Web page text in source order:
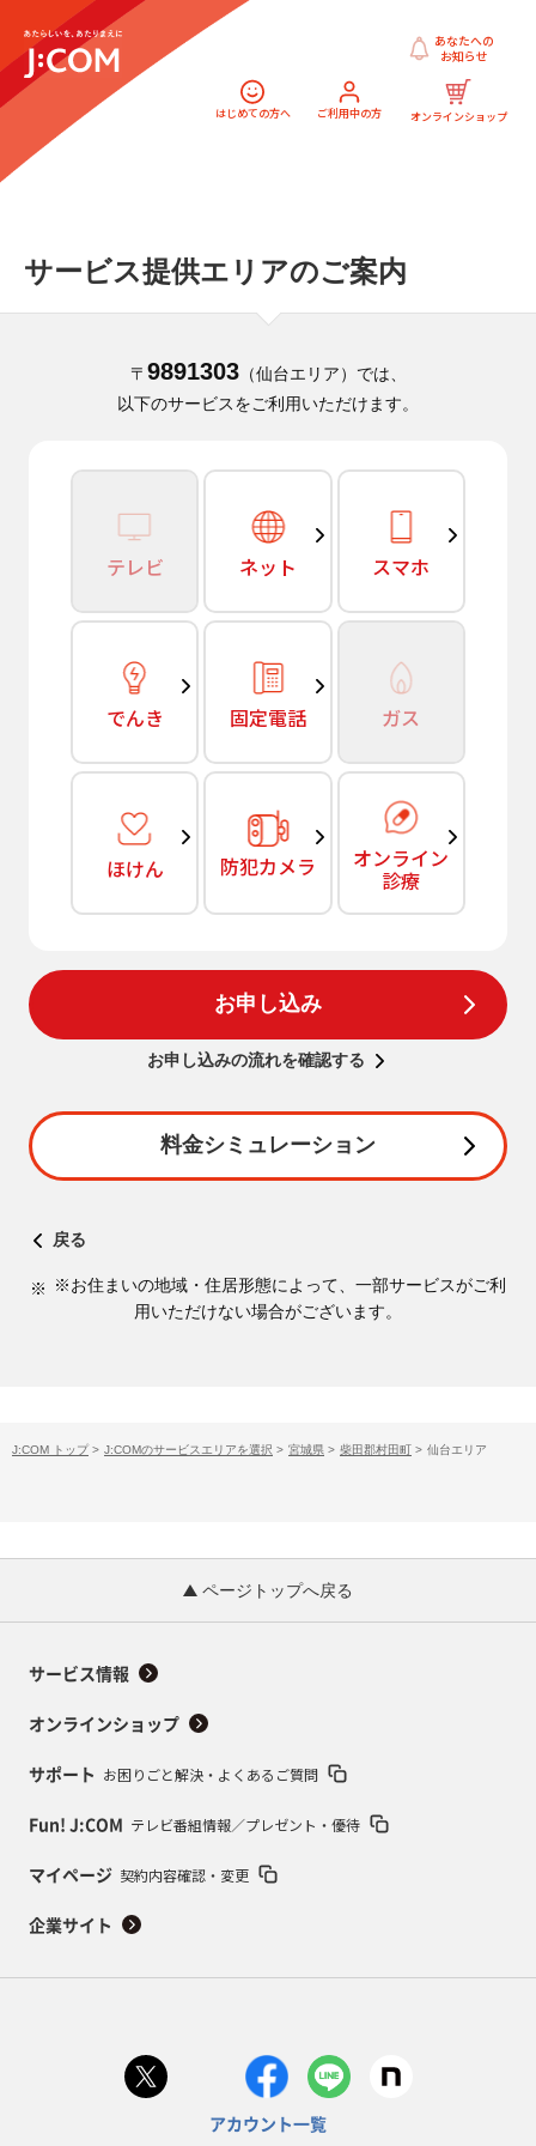
はじめての方へ ご利用中の方 オンラインショップ
あなたへの
お知らせ
サービス提供エリアのご案内
〒 9891303（仙台エリア）では、
以下のサービスをご利用いただけます。
テレビ ネット スマホ
でんき 固定電話 ガス
ほけん 防犯カメラ オンライン
診療
お申し込み
お申し込みの流れを確認する
料金シミュレーション
戻る
※お住まいの地域・住居形態によって、一部サービスがご利
用いただけない場合がございます。
J:COM トップ > J:COMのサービスエリアを選択 > 宮城県 > 柴田郡村田町 > 仙台エリア
ページトップへ戻る
サービス情報
オンラインショップ
サポート お困りごと解決・よくあるご質問
Fun! J:COM テレビ番組情報／プレゼント・優待
マイページ 契約内容確認・変更
企業サイト
アカウント一覧